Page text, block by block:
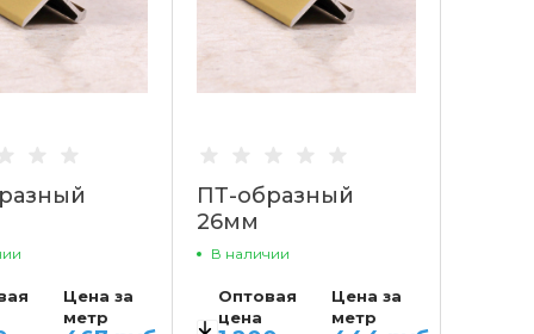
Цена за
метр
ПТ-образный
26мм
В наличии
Оптовая
цена
Цена за
метр